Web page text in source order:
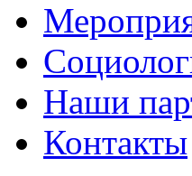
Наши
Контакты